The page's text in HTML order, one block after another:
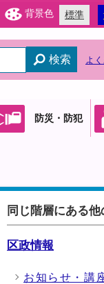
背景色 標準
検索 よ
防災・防犯
同じ階層にある他
区政情報
お知らせ・講